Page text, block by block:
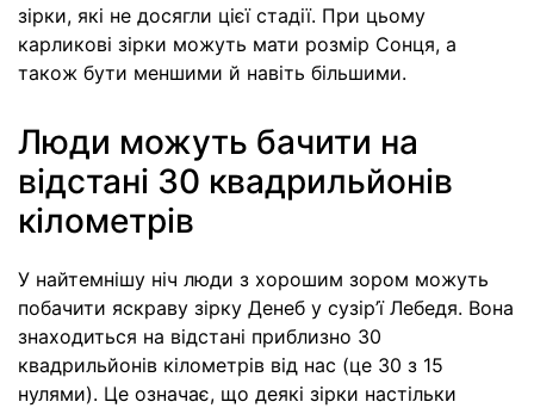
зірки, які не досягли цієї стадії. При цьому
карликові зірки можуть мати розмір Сонця, а
також бути меншими й навіть більшими.
Люди можуть бачити на
відстані 30 квадрильйонів
кілометрів
У найтемнішу ніч люди з хорошим зором можуть
побачити яскраву зірку Денеб у сузір’ї Лебедя. Вона
знаходиться на відстані приблизно 30
квадрильйонів кілометрів від нас (це 30 з 15
нулями). Це означає, що деякі зірки настільки